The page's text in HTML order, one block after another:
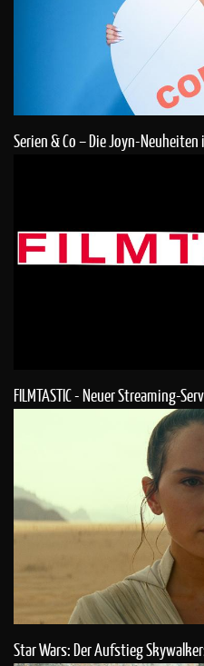
Serien & Co – Die Joyn-
FILMTASTIC - Neuer Streaming-
Star Wars: Der Aufstieg